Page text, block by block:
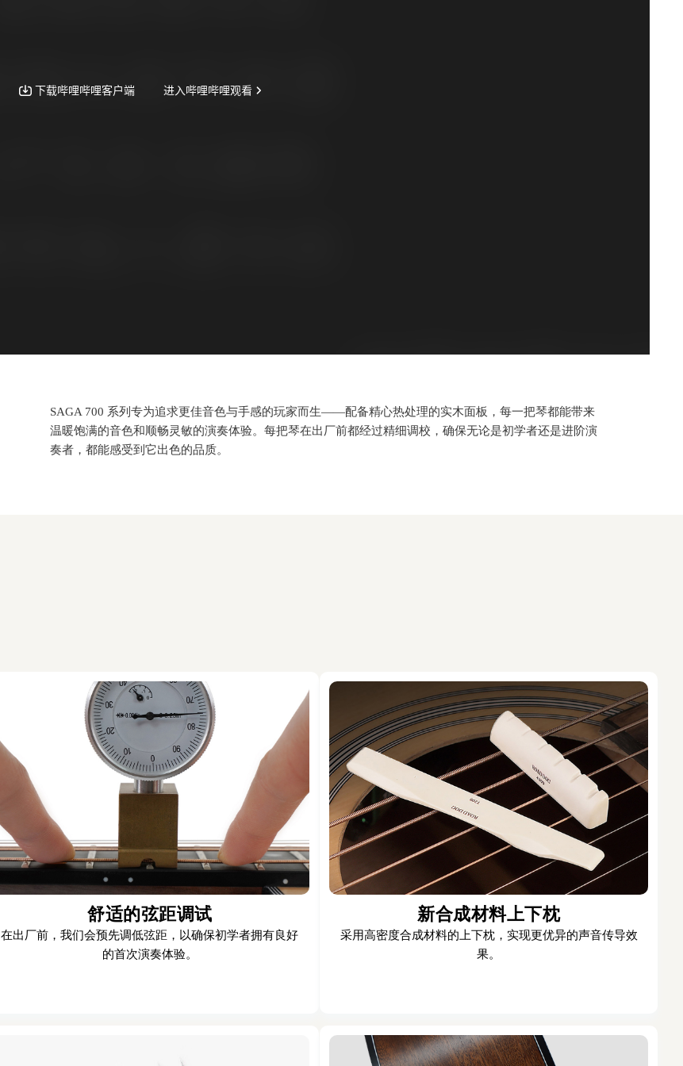
SAGA 700 系列 专为追求更佳音色与手感的玩家而生——配备精心热处理的实木面板，每一把琴都能带来
温暖饱满的音色和顺畅灵敏的演奏体验。每把琴在出厂前都经过精细调校，确保无论是初学者还是进阶演
奏者，都能感受到它出色的品质。
舒适的弦距调试
在出厂前，我们会预先调低弦距，以确保初学者拥有良好
的首次演奏体验。
新合成材料上下枕
采用高密度合成材料的上下枕，实现更优异的声音传导效
果。